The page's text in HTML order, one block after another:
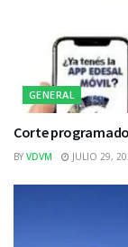
GENERAL
Corte
BY VDVM JULIO 29,